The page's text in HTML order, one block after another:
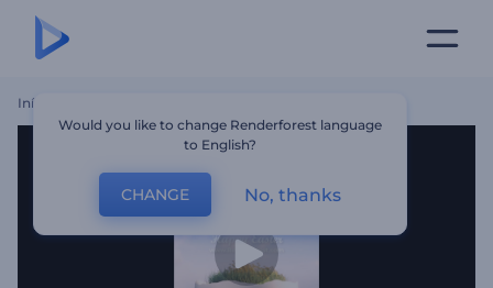
Início
Would you like to change Renderforest language
to English?
CHANGE No, thanks